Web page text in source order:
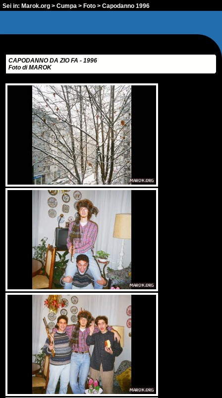
Sei in: Marok.org > Cumpa > Foto > Capodanno 1996
CAPODANNO DA ZIO FA - 1996
Foto di MAROK